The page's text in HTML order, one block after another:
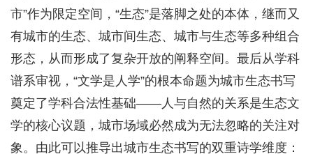
市”作为限定空间，“生态”是落脚之处的本体，继而又
有城市的生态、城市间生态、城市与生态等多种组合
形态，从而形成了复杂开放的阐释空间。最后从学科
谱系审视，“文学是人学”的根本命题为城市生态书写
奠定了学科合法性基础——人与自然的关系是生态文
学的核心议题，城市场域必然成为无法忽略的关注对
象。由此可以推导出城市生态书写的双重诗学维度：